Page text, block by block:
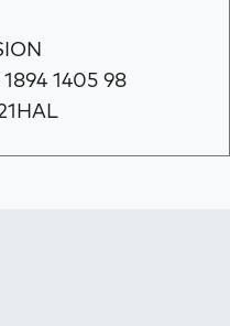
1405 98